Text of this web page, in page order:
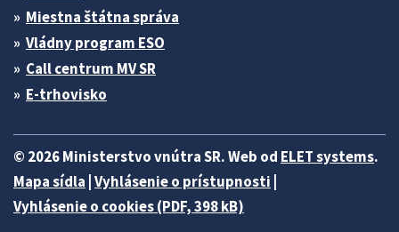
Miestna štátna správa
Vládny program ESO
Call centrum MV SR
E-trhovisko
© 2026 Ministerstvo vnútra SR. Web od ELET systems.
Mapa sídla Vyhlásenie o prístupnosti
Vyhlásenie o cookies (PDF, 398 kB)